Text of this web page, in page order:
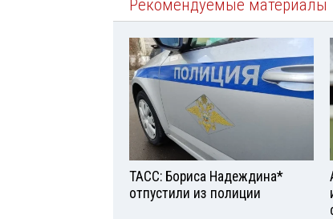
Рекомендуемые материалы
ТАСС: Бориса Надеждина*
отпустили из полиции